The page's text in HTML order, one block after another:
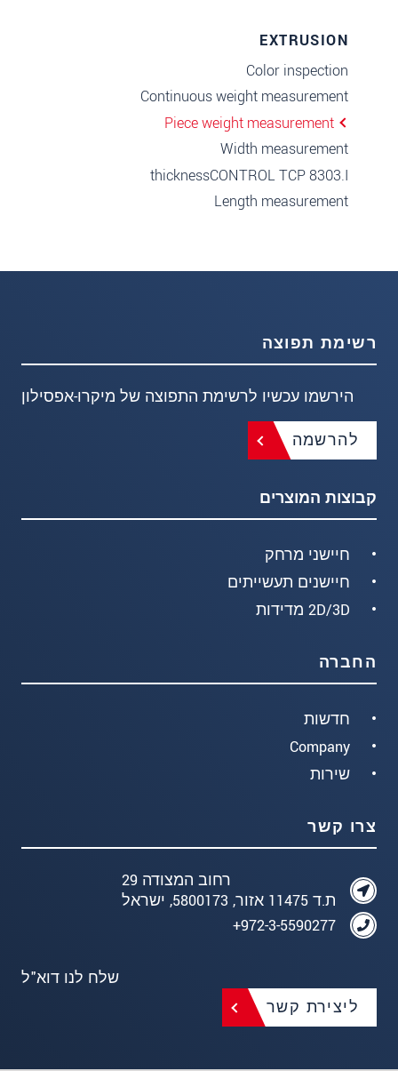
EXTRUSION
Color inspection
Continuous weight measurement
Piece weight measurement
Width measurement
thicknessCONTROL TCP 8303.I
Length measurement
רשימת תפוצה
הירשמו עכשיו לרשימת התפוצה של מיקרו-אפסילון
להרשמה
קבוצות המוצרים
חיישני מרחק
חיישנים תעשייתים
2D/3D מדידות
החברה
חדשות
Company
שירות
צרו קשר
רחוב המצודה 29
ת.ד 11475 אזור, 5800173, ישראל
972-3-5590277+
שלח לנו דוא"ל
ליצירת קשר